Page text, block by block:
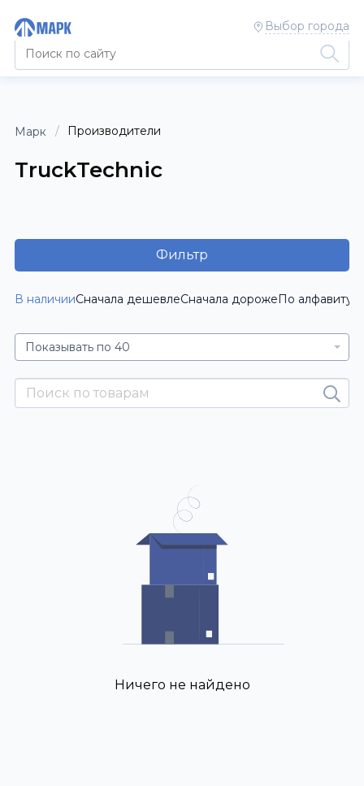
Выбор города
Марк Производители
TruckTechnic
Фильтр
В наличииСначала дешевлеСначала дорожеПо алфавиту
Показывать по 40
Ничего не найдено